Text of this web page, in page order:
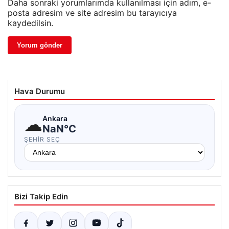
Daha sonraki yorumlarımda kullanılması için adım, e-
posta adresim ve site adresim bu tarayıcıya
kaydedilsin.
Hava Durumu
☁Ankara
NaN°C
ŞEHIR SEÇ
Bizi Takip Edin